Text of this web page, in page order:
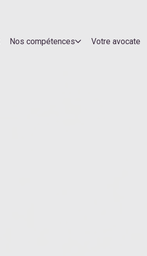
Nos compétences Votre avocate